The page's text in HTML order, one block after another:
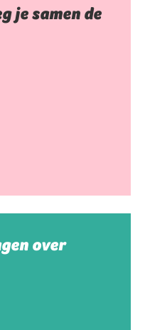
je samen de
over